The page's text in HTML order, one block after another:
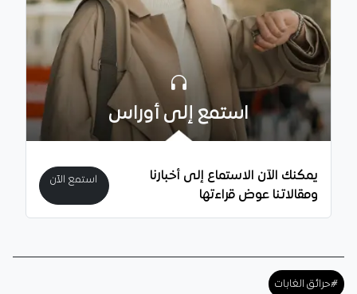
استمع إلى أوراس
يمكنك الآن الاستماع إلى أخبارنا
ومقالاتنا عوض قراءتها
استمع الآن
#حرائق الغابات